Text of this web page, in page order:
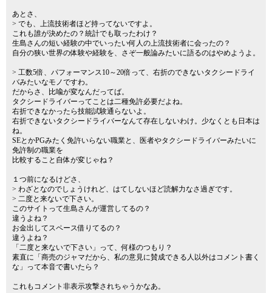
あとさ、
> でも、上流技術者ほど持ってないですよ。
これも誰が決めたの？統計でも取ったわけ？
生島さんの短い経験の中でいったい何人の上流技術者に会ったの？
自分の狭い世界の体験や経験を、さぞ一般論みたいに語るのはやめようよ。
> 工数5倍、パフォーマンス10～20倍って、右折のできないタクシードライ
バみたいなモノですわ。
だからさ、比喩が変なんだってば。
タクシードライバーってことは二種免許必要だよね。
右折できなかったら技能試験通らないよ。
右折できないタクシードライバーなんて存在しないわけ。少なくとも日本は
ね。
SEとかPGみたく免許いらない職業と、医者やタクシードライバーみたいに
免許制の職業を
比較すること自体が変じゃね？
１つ前になるけどさ、
> わざとなのでしょうけれど、はてしないほど読解力なさ過ぎです。
> 二度と来ないで下さい。
このサイトって生島さんが運営してるの？
違うよね？
お金出してスペース借りてるの？
違うよね？
「二度と来ないで下さい」って、何様のつもり？
素直に「商売のジャマだから、私の意見に賛成できる人以外はコメント書く
な」って本音で書いたら？
これもコメント非表示攻撃されちゃうかなあ。